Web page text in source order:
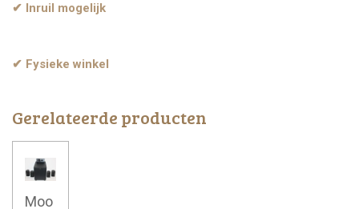
✔ Inruil mogelijk
✔ Fysieke winkel
Gerelateerde producten
Moo